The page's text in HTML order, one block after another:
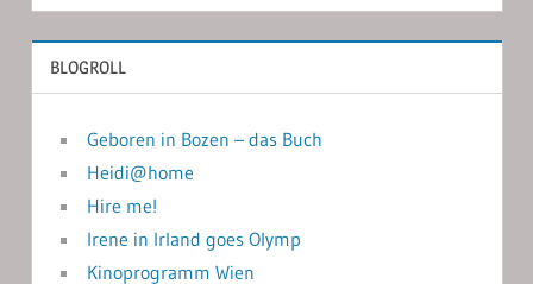
BLOGROLL
Geboren in Bozen – das Buch
Heidi@home
Hire me!
Irene in Irland goes Olymp
Kinoprogramm Wien